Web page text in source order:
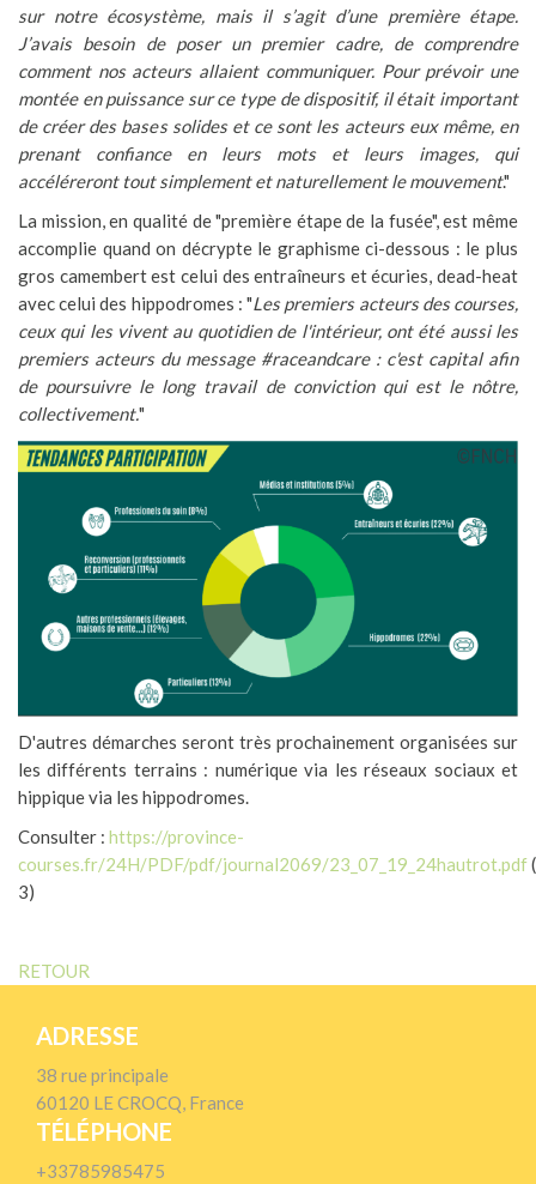
sur notre écosystème, mais il s’agit d’une première étape.
J’avais besoin de poser un premier cadre, de comprendre
comment nos acteurs allaient communiquer. Pour prévoir une
montée en puissance sur ce type de dispositif, il était important
de créer des bases solides et ce sont les acteurs eux même, en
prenant confiance en leurs mots et leurs images, qui
accéléreront tout simplement et naturellement le mouvement."
La mission, en qualité de "première étape de la fusée", est même
accomplie quand on décrypte le graphisme ci-dessous : le plus
gros camembert est celui des entraîneurs et écuries, dead-heat
avec celui des hippodromes : "Les premiers acteurs des courses,
ceux qui les vivent au quotidien de l'intérieur, ont été aussi les
premiers acteurs du message #raceandcare : c'est capital afin
de poursuivre le long travail de conviction qui est le nôtre,
collectivement."
D'autres démarches seront très prochainement organisées sur
les différents terrains : numérique via les réseaux sociaux et
hippique via les hippodromes.
Consulter : https://province-
courses.fr/24H/PDF/pdf/journal2069/23_07_19_24hautrot.pdf
3)
RETOUR
ADRESSE
38 rue principale
60120 LE CROCQ, France
TÉLÉPHONE
+33785985475